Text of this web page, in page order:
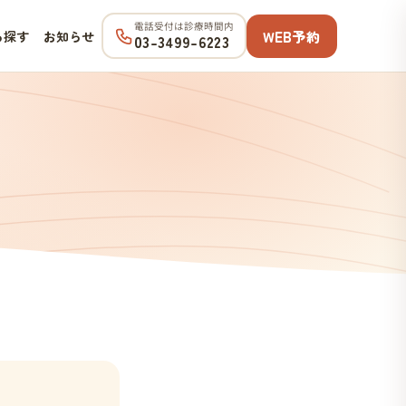
探す お知らせ
電話受付は診療時間内
03-3499-6223 WEB予約